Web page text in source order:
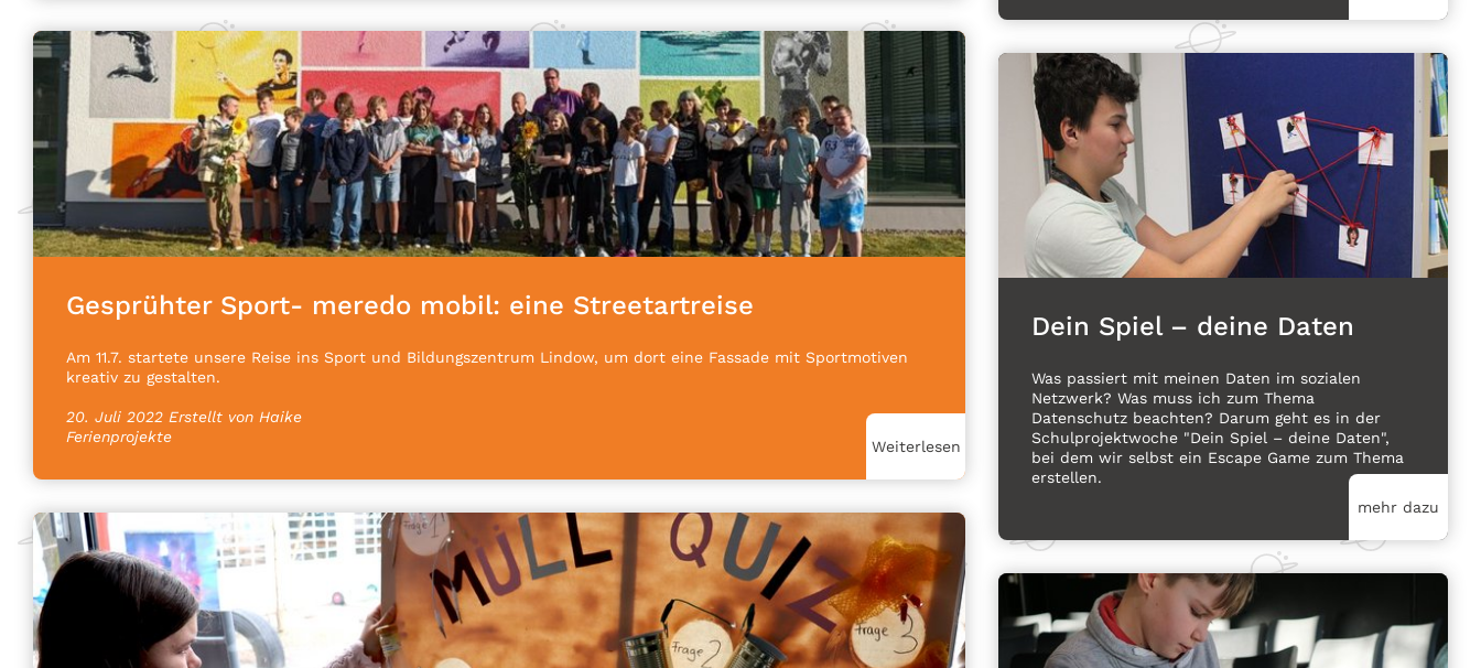
Gesprühter Sport- meredo mobil: eine Streetartreise
Am 11.7. startete unsere Reise ins Sport und Bildungszentrum Lindow, um dort eine Fassade mit Sportmotiven
kreativ zu gestalten.
20. Juli 2022 Erstellt von Haike
Ferienprojekte
Weiterlesen
Dein Spiel – deine Daten
Was passiert mit meinen Daten im sozialen
Netzwerk? Was muss ich zum Thema
Datenschutz beachten? Darum geht es in der
Schulprojektwoche "Dein Spiel – deine Daten",
bei dem wir selbst ein Escape Game zum Thema
erstellen.
mehr dazu